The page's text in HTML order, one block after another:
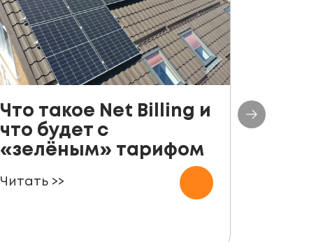
Что такое Net Billing и
что будет с
«зелёным» тарифом
Читать >>